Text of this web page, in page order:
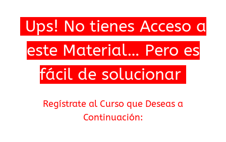
Ups! No tienes Acceso a
este Material… Pero es
fácil de solucionar
Regístrate al Curso que Deseas a
Continuación: